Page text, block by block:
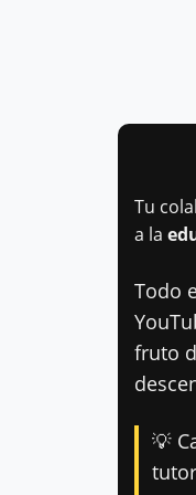
Tu
a la
Todo
fruto
💡